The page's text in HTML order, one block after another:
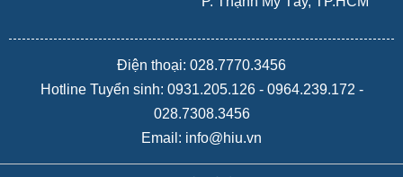
Điện thoại: 028.7770.3456
Hotline Tuyển sinh: 0931.205.126- 0964.239.172 -
028.7308.3456
Email: info@hiu.vn